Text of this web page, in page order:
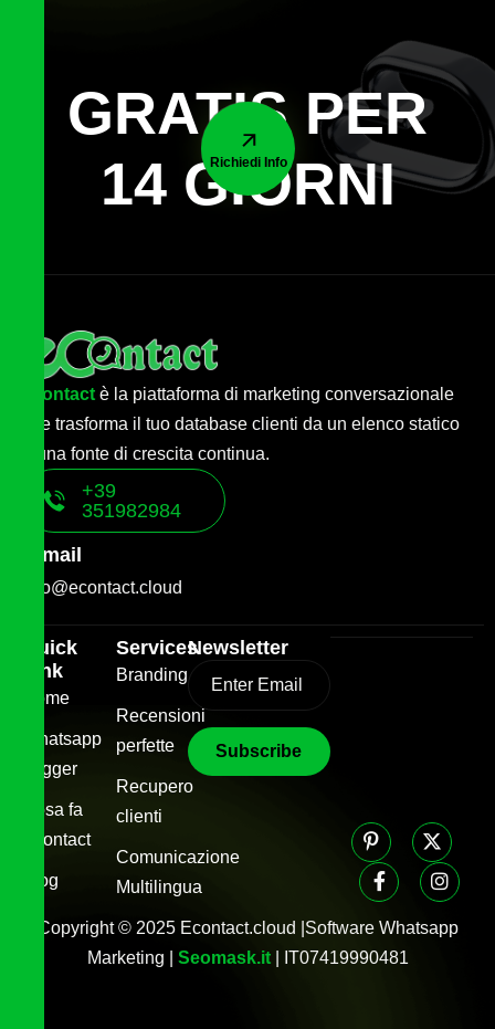
GRATIS PER
14 GIORNI
Richiedi Info
econtact è la piattaforma di marketing conversazionale
che trasforma il tuo database clienti da un elenco statico
a una fonte di crescita continua.
+39
351982984
E-mail
info@econtact.cloud
Quick
Link
Home
Whatsapp
Trigger
Cosa fa
Econtact
Blog
Services
Branding
Recensioni
perfette
Recupero
clienti
Comunicazione
Multilingua
Newsletter
Copyright © 2025 Econtact.cloud |Software Whatsapp
Marketing | Seomask.it | IT07419990481